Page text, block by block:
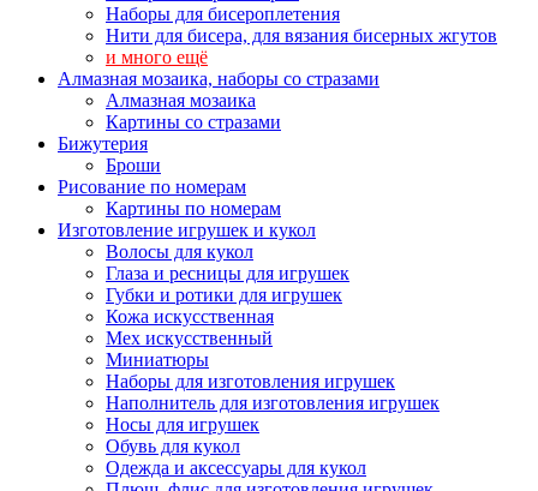
Наборы для бисероплетения
Нити для бисера, для вязания бисерных жгутов
и много ещё
Алмазная мозаика, наборы со стразами
Алмазная мозаика
Картины co стразами
Бижутерия
Броши
Рисование по номерам
Картины по номерам
Изготовление игрушек и кукол
Волосы для кукол
Глаза и ресницы для игрушек
Губки и ротики для игрушек
Кожа искусственная
Мех искусственный
Миниатюры
Наборы для изготовления игрушек
Наполнитель для изготовления игрушек
Носы для игрушек
Обувь для кукол
Одежда и аксессуары для кукол